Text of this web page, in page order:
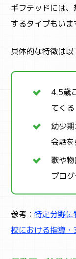
ギフテッドには
するタイプもいま
具体的な特徴は以
4.5歳
てくる
幼少
会話
歌や
プロ
参考：特定分野
校における指導